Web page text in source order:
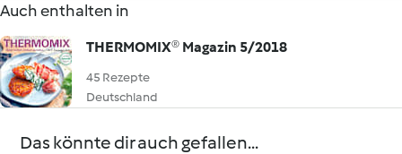
Auch enthalten in
THERMOMIX® Magazin 5/2018
45 Rezepte
Deutschland
Das könnte dir auch gefallen...